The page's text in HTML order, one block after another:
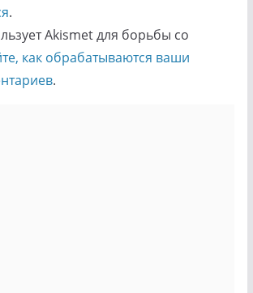
.
Akismet для борьбы со
как обрабатываются ваши
.